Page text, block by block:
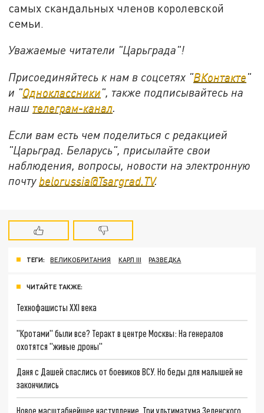
самых скандальных членов королевской
семьи.
Уважаемые читатели "Царьграда"!
Присоединяйтесь к нам в соцсетях "ВКонтакте"
и "Одноклассники", также подписывайтесь на
наш телеграм-канал.
Если вам есть чем поделиться с редакцией
"Царьград. Беларусь", присылайте свои
наблюдения, вопросы, новости на электронную
почту belorussia@Tsargrad.TV.
ТЕГИ: ВЕЛИКОБРИТАНИЯ КАРЛ III РАЗВЕДКА
ЧИТАЙТЕ ТАКЖЕ:
Технофашисты XXI века
"Кротами" были все? Теракт в центре Москвы: На генералов
охотятся "живые дроны"
Даня с Дашей спаслись от боевиков ВСУ. Но беды для малышей не
закончились
Новое масштабнейшее наступление. Три ультиматума Зеленского